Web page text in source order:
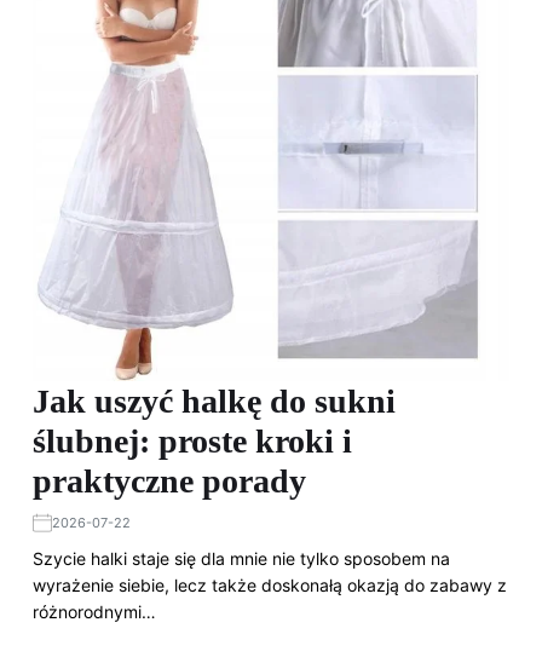
Jak uszyć halkę do sukni
ślubnej: proste kroki i
praktyczne porady
2026-07-22
Szycie halki staje się dla mnie nie tylko sposobem na
wyrażenie siebie, lecz także doskonałą okazją do zabawy z
różnorodnymi…